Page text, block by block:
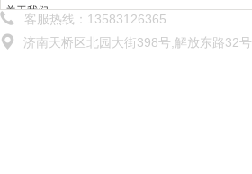
关于我们
解决方案
客服热线：13583126365
济南天桥区北园大街398号,解放东路32号